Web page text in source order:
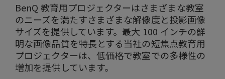
BenQ 教育用プロジェクターはさまざまな教室
のニーズを満たすさまざまな解像度と投影画像
サイズを提供しています。最大 100 インチの鮮
明な画像品質を特長とする当社の短焦点教育用
プロジェクターは、低価格で教室での多様性の
増加を提供しています。